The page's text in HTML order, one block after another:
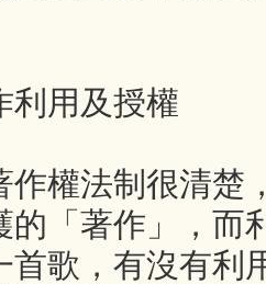
利用及授權
作權法制很清楚
的「著作」，而
首歌，有沒有利